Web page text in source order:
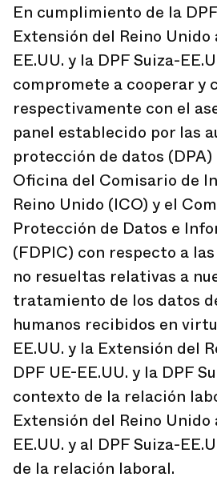
En cumplimiento de la
Extensión del Reino Unido
EE.UU. y la DPF Suiza-
compromete a cooperar y
respectivamente con el
panel establecido por las
protección de datos (DPA)
Oficina del Comisario de
Reino Unido (ICO) y el
Protección de Datos e
(FDPIC) con respecto a
no resueltas relativas a
tratamiento de los datos
humanos recibidos en
EE.UU. y la Extensión del
DPF UE-EE.UU. y la DPF
contexto de la relación
Extensión del Reino Unido
EE.UU. y al DPF Suiza-
de la relación laboral.